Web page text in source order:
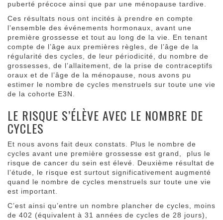
puberté précoce ainsi que par une ménopause tardive.
Ces résultats nous ont incités à prendre en compte
l’ensemble des événements hormonaux, avant une
première grossesse et tout au long de la vie. En tenant
compte de l’âge aux premières règles, de l’âge de la
régularité des cycles, de leur périodicité, du nombre de
grossesses, de l’allaitement, de la prise de contraceptifs
oraux et de l’âge de la ménopause, nous avons pu
estimer le nombre de cycles menstruels sur toute une vie
de la cohorte E3N.
LE RISQUE S’ÉLÈVE AVEC LE NOMBRE DE
CYCLES
Et nous avons fait deux constats. Plus le nombre de
cycles avant une première grossesse est grand, plus le
risque de cancer du sein est élevé. Deuxième résultat de
l’étude, le risque est surtout significativement augmenté
quand le nombre de cycles menstruels sur toute une vie
est important.
C’est ainsi qu’entre un nombre plancher de cycles, moins
de 402 (équivalent à 31 années de cycles de 28 jours),